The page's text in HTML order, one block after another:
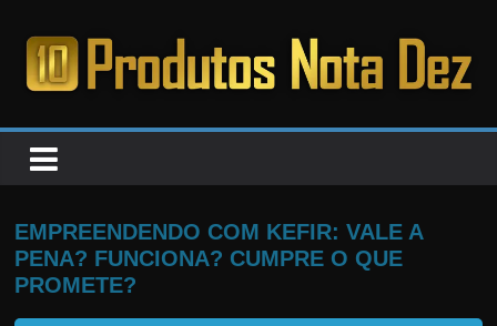
para
conteúdo
PRODUTOS
NOTA
DEZ
C
a
EMPREENDENDO COM KEFIR: VALE A
PENA? FUNCIONA? CUMPRE O QUE
PROMETE?